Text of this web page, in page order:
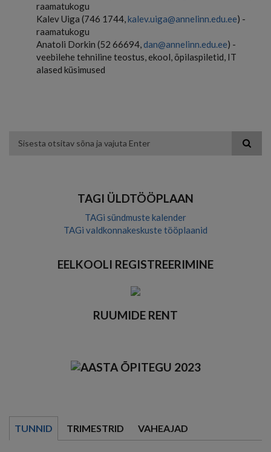
raamatukogu
Kalev Uiga (746 1744,kalev.uiga@annelinn.edu.ee) -
raamatukogu
Anatoli Dorkin (52 66694,dan@annelinn.edu.ee) -
veebilehe tehniline teostus, ekool, õpilaspiletid, IT
alased küsimused
TAGI ÜLDTÖÖPLAAN
TAGi sündmuste kalender
TAGi valdkonnakeskuste tööplaanid
EELKOOLI REGISTREERIMINE
RUUMIDE RENT
TUNNID TRIMESTRID VAHEAJAD